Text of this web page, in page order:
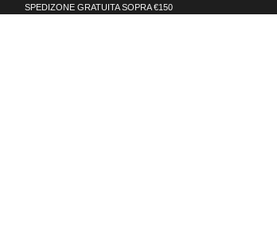
SPEDIZONE GRATUITA SOPRA €150